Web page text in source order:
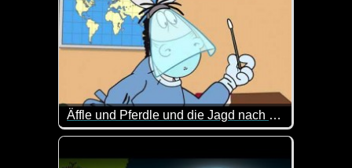
Äffle und Pferdle und die Jagd nach dem Coronavirus
Das Pferdle ist schwer beschäftigt mit dem